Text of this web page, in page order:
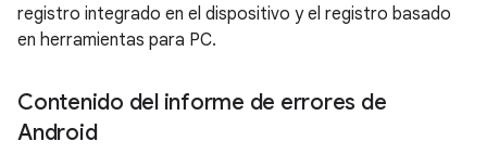
registro integrado en el dispositivo y el registro basado
en herramientas para PC.
Contenido del informe de errores de
Android